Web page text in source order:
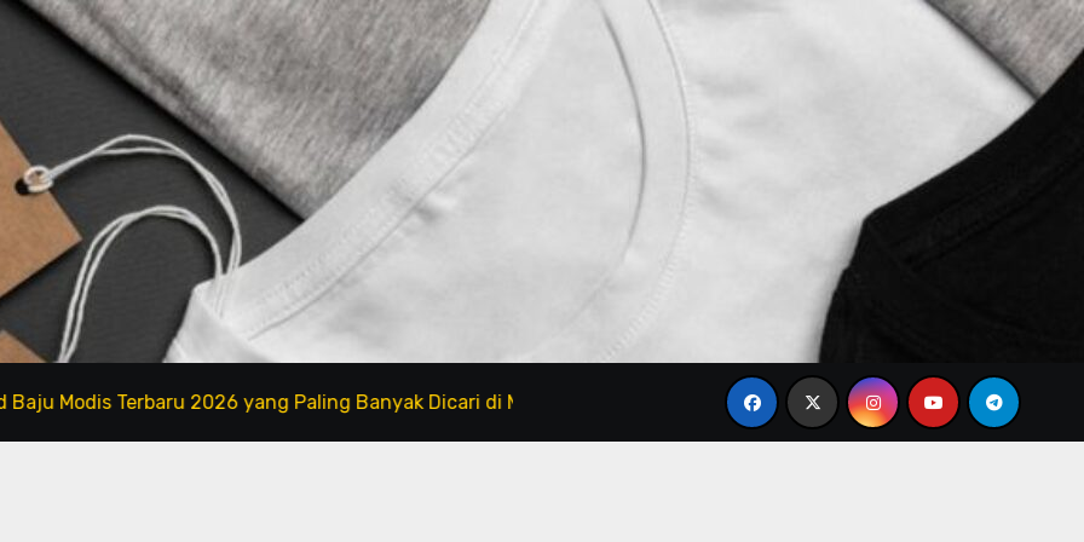
Terbaru 2026 yang Paling Banyak Dicari di Marketplace Brand Baju Modis Terbaru 2026: Desain Simple